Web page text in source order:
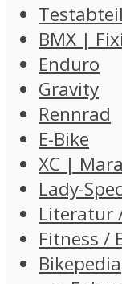
BMX |
Enduro
Gravity
Rennrad
E-Bike
XC |
Lady-
Literatur
Fitness /
Bikepedia